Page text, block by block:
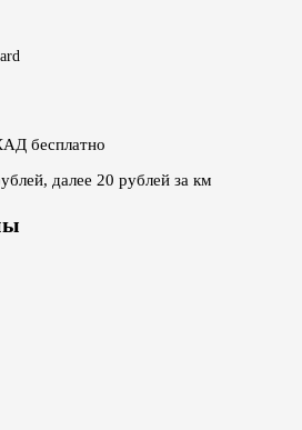
бесплатно
далее 20 рублей за км